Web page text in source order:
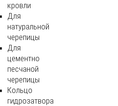
кровли
Для
натуральной
черепицы
Для
цементно
песчаной
черепицы
Кольцо
гидрозатвора